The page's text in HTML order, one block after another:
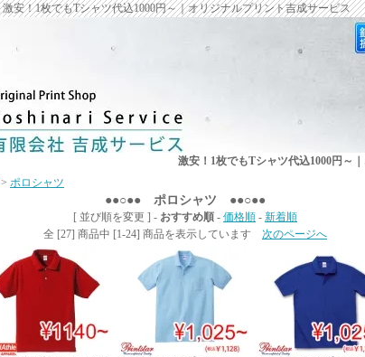
激安！1枚でもTシャツ代込1000円～｜オリジナルプリント吉成サービス
激安！1枚でもTシャツ代込1000円～
> ポロシャツ
●●○●● ポロシャツ ●●○●●
[ 並び順を変更 ] - おすすめ順 - 価格順 - 新着順
全 [27] 商品中 [1-24] 商品を表示しています 次のページへ